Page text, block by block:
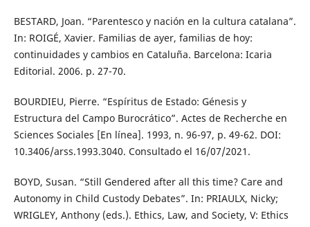
BESTARD, Joan. “Parentesco y nación en la cultura catalana”.
In: ROIGÉ, Xavier. Familias de ayer, familias de hoy:
continuidades y cambios en Cataluña. Barcelona: Icaria
Editorial. 2006. p. 27-70.
BOURDIEU, Pierre. “Espíritus de Estado: Génesis y
Estructura del Campo Burocrático”. Actes de Recherche en
Sciences Sociales [En línea]. 1993, n. 96-97, p. 49-62. DOI:
10.3406/arss.1993.3040. Consultado el 16/07/2021.
BOYD, Susan. “Still Gendered after all this time? Care and
Autonomy in Child Custody Debates”. In: PRIAULX, Nicky;
WRIGLEY, Anthony (eds.). Ethics, Law, and Society, V: Ethics